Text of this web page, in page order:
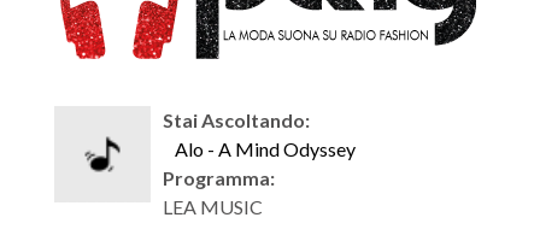
Stai Ascoltando:
Alo - A Mind Odyssey
Programma:
LEA MUSIC